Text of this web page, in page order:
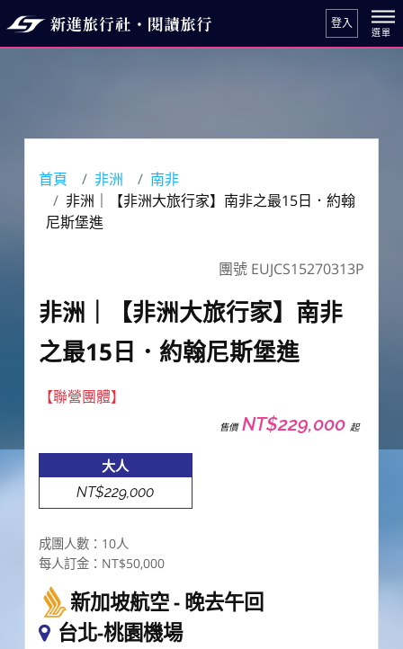
登入
首頁 非洲
南非
非洲｜【非洲大旅行家】南非之最15日．約翰
尼斯堡進
團號 EUJCS15270313P
非洲｜【非洲大旅行家】南非
之最15日．約翰尼斯堡進
【聯營團體】
售價NT$229,000起
大人
NT$229,000
成團人數：10人
每人訂金：NT$50,000
新加坡航空 晚去午回
台北-桃園機場